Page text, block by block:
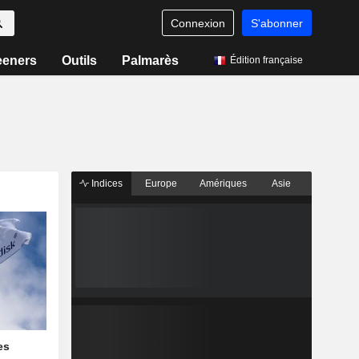
Connexion S'abonner
Outils Palmarès Édition française
Indices Europe Amériques Asie